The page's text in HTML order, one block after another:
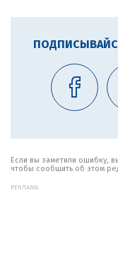
Если вы заметили ошибку,
чтобы сообщить об этом
РЕКЛАМА: